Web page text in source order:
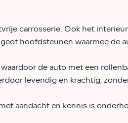
carrosserie. Ook het
hoofdsteunen waarmee de
de auto met een
levendig en krachtig,
aandacht en kennis is